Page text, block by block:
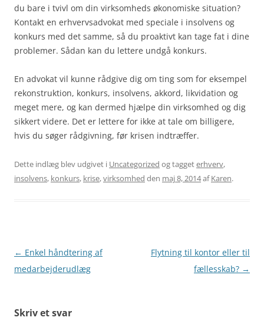
du bare i tvivl om din virksomheds økonomiske situation?
Kontakt en erhvervsadvokat med speciale i insolvens og
konkurs med det samme, så du proaktivt kan tage fat i dine
problemer. Sådan kan du lettere undgå konkurs.
En advokat vil kunne rådgive dig om ting som for eksempel
rekonstruktion, konkurs, insolvens, akkord, likvidation og
meget mere, og kan dermed hjælpe din virksomhed og dig
sikkert videre. Det er lettere for ikke at tale om billigere,
hvis du søger rådgivning, før krisen indtræffer.
Dette indlæg blev udgivet i Uncategorized og taggeterhverv,
insolvens, konkurs, krise,virksomhed den maj 8, 2014afKaren.
Indlægsnavigation
← Enkel håndtering af
medarbejderudlæg
Flytning til kontor eller til
fællesskab? →
Skriv et svar